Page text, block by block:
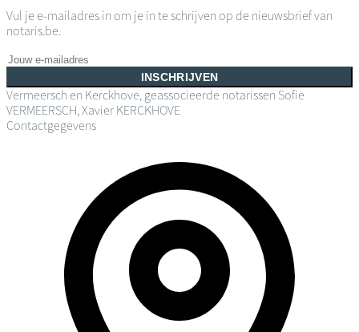
Vul je e-mailadres in om je in te schrijven op de nieuwsbrief van
notaris.be.
INSCHRIJVEN
Vermeersch en Kerckhove, geassocieerde notarissen Sofie
VERMEERSCH, Xavier KERCKHOVE
Contactgegevens